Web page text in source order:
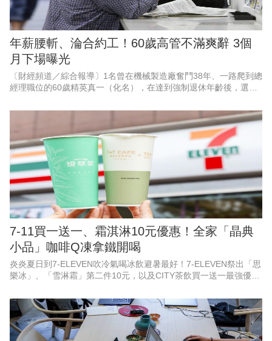
年薪腰斬、淪合約工！60歲高管不滿爽辭 3個
月下場曝光
〔財經頻道／綜合報導〕1名曾在機械製造廠奮鬥38年、一路爬到總
經理職位的60歲精英真一（化名），在達到強制退休年齡後，選擇
由人生。
7-11買一送一、霜淇淋10元優惠！全家「晶典
小品」咖啡Q凍拿鐵開喝
炎炎夏日到7-ELEVEN吹冷氣喝冰飲避暑最好！7-ELEVEN祭出「思
樂冰」、「雪淋霜」第二件10元，以及CITY茶飲買一送一最強優
只要0